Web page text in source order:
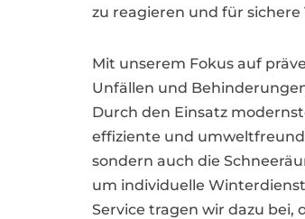
zu reagieren und für
Mit unserem Fokus auf
Unfällen und
Durch den Einsatz
effiziente und
sondern auch die
um individuelle
Service tragen wir dazu